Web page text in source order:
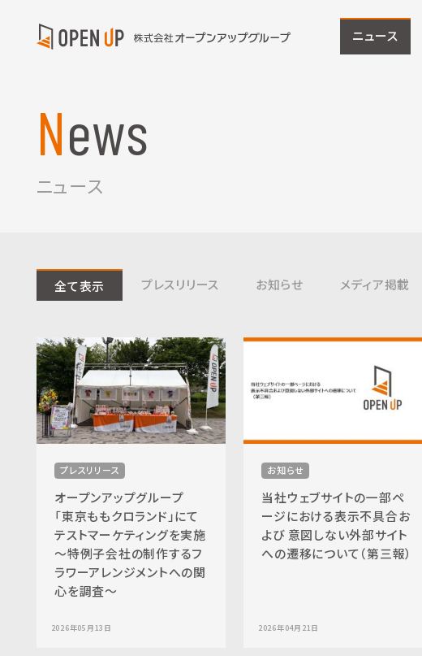
ニュース
News
ニュース
全て表示 プレスリリース お知らせ メディア掲載
プレスリリース
オープンアップグループ
「東京ももクロランド」にて
テストマーケティングを実施
〜特例子会社の制作するフ
ラワーアレンジメントへの関
心を調査〜
2026年05月13日
お知らせ
当社ウェブサイトの一部ペ
ージにおける表示不具合お
よび 意図しない外部サイト
への遷移について（第三報）
2026年04月21日